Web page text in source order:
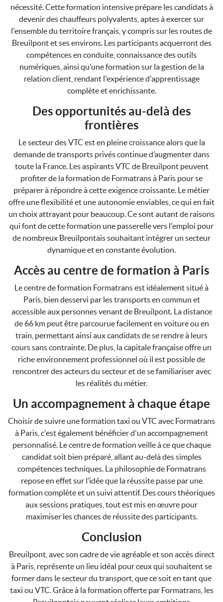
nécessité. Cette formation intensive prépare les candidats à
devenir des chauffeurs polyvalents, aptes à exercer sur
l'ensemble du territoire français, y compris sur les routes de
Breuilpont et ses environs. Les participants acquerront des
compétences en conduite, connaissance des outils
numériques, ainsi qu’une formation sur la gestion de la
relation client, rendant l'expérience d'apprentissage
complète et enrichissante.
Des opportunités au-delà des
frontières
Le secteur des VTC est en pleine croissance alors que la
demande de transports privés continue d’augmenter dans
toute la France. Les aspirants VTC de Breuilpont peuvent
profiter de la formation de Formatrans à Paris pour se
préparer à répondre à cette exigence croissante. Le métier
offre une flexibilité et une autonomie enviables, ce qui en fait
un choix attrayant pour beaucoup. Ce sont autant de raisons
qui font de cette formation une passerelle vers l'emploi pour
de nombreux Breuilpontais souhaitant intégrer un secteur
dynamique et en constante évolution.
Accès au centre de formation à Paris
Le centre de formation Formatrans est idéalement situé à
Paris, bien desservi par les transports en commun et
accessible aux personnes venant de Breuilpont. La distance
de 66 km peut être parcourue facilement en voiture ou en
train, permettant ainsi aux candidats de se rendre à leurs
cours sans contrainte. De plus, la capitale française offre un
riche environnement professionnel où il est possible de
rencontrer des acteurs du secteur et de se familiariser avec
les réalités du métier.
Un accompagnement à chaque étape
Choisir de suivre une formation taxi ou VTC avec Formatrans
à Paris, c'est également bénéficier d'un accompagnement
personnalisé. Le centre de formation veille à ce que chaque
candidat soit bien préparé, allant au-delà des simples
compétences techniques. La philosophie de Formatrans
repose en effet sur l’idée que la réussite passe par une
formation complète et un suivi attentif. Des cours théoriques
aux sessions pratiques, tout est mis en œuvre pour
maximiser les chances de réussite des participants.
Conclusion
Breuilpont, avec son cadre de vie agréable et son accès direct
à Paris, représente un lieu idéal pour ceux qui souhaitent se
former dans le secteur du transport, que ce soit en tant que
taxi ou VTC. Grâce à la formation offerte par Formatrans, les